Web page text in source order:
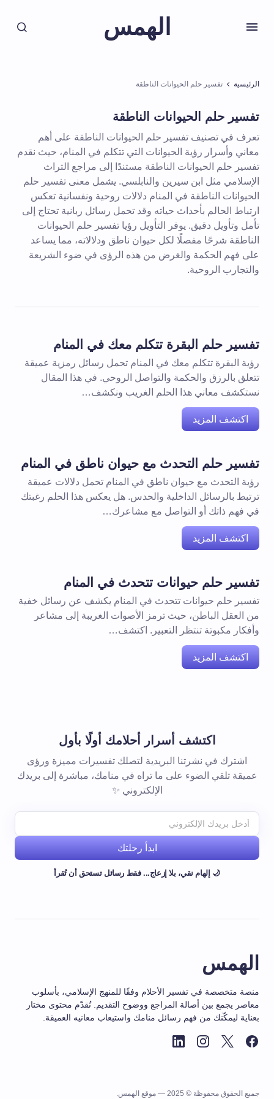
الهمس
الرئيسية تفسير حلم الحيوانات الناطقة
تفسير حلم الحيوانات الناطقة
تعرف في تصنيف تفسير حلم الحيوانات الناطقة على أهم
معاني وأسرار رؤية الحيوانات التي تتكلم في المنام، حيث نقدم
تفسير حلم الحيوانات الناطقة مستندًا إلى مراجع التراث
الإسلامي مثل ابن سيرين والنابلسي. يشمل معنى تفسير حلم
الحيوانات الناطقة في المنام دلالات روحية ونفسانية تعكس
ارتباط الحالم بأحداث حياته وقد تحمل رسائل ربانية تحتاج إلى
تأمل وتأويل دقيق. يوفر التأويل رؤيا تفسير حلم الحيوانات
الناطقة شرحًا مفصلًا لكل حيوان ناطق ودلالاته، مما يساعد
على فهم الحكمة والغرض من هذه الرؤى في ضوء الشريعة
والتجارب الروحية.
تفسير حلم البقرة تتكلم معك في المنام
رؤية البقرة تتكلم معك في المنام تحمل رسائل رمزية عميقة
تتعلق بالرزق والحكمة والتواصل الروحي. في هذا المقال
نستكشف معاني هذا الحلم الغريب ونكشف…
اكتشف المزيد
تفسير حلم التحدث مع حيوان ناطق في المنام
رؤية التحدث مع حيوان ناطق في المنام تحمل دلالات عميقة
ترتبط بالرسائل الداخلية والحدس. هل يعكس هذا الحلم رغبتك
في فهم ذاتك أو التواصل مع مشاعرك…
اكتشف المزيد
تفسير حلم حيوانات تتحدث في المنام
تفسير حلم حيوانات تتحدث في المنام يكشف عن رسائل خفية
من العقل الباطن، حيث ترمز الأصوات الغريبة إلى مشاعر
وأفكار مكبوتة تنتظر التعبير. اكتشف…
اكتشف المزيد
اكتشف أسرار أحلامك أولًا بأول
اشترك في نشرتنا البريدية لتصلك تفسيرات مميزة ورؤى
عميقة تلقي الضوء على ما تراه في منامك، مباشرة إلى بريدك
الإلكتروني ✨
ابدأ رحلتك
🌙 إلهام نقي، بلا إزعاج... فقط رسائل تستحق أن تُقرأ
الهمس
منصة متخصصة في تفسير الأحلام وفقًا للمنهج الإسلامي، بأسلوب
معاصر يجمع بين أصالة المراجع ووضوح التقديم. نُقدّم محتوى مختار
بعناية ليمكّنك من فهم رسائل منامك واستيعاب معانيه العميقة.
جميع الحقوق محفوظة © 2025 — موقع الهمس.